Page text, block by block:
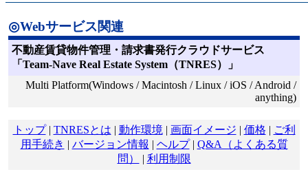
◎Webサービス関連
不動産賃貸物件管理・請求書発行クラウドサービス
「Team-Nave Real Estate System（TNRES）」
Multi Platform(Windows / Macintosh / Linux / iOS / Android /
anything)
トップ| TNRESとは | 動作環境 | 画面イメージ | 価格 | ご利
用手続き | バージョン情報 | ヘルプ| Q&A（よくある質
問）
| 利用制限